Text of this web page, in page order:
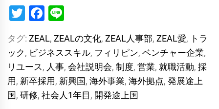
TwitterFacebook
タグ: ZEAL, ZEALの文化, ZEAL人事部, ZEAL愛, トラ
ック, ビジネススキル, フィリピン, ベンチャー企業,
リユース, 人事, 会社説明会, 制度, 営業, 就職活動, 採
用, 新卒採用, 新興国, 海外事業, 海外拠点, 発展途上
国, 研修, 社会人1年目, 開発途上国